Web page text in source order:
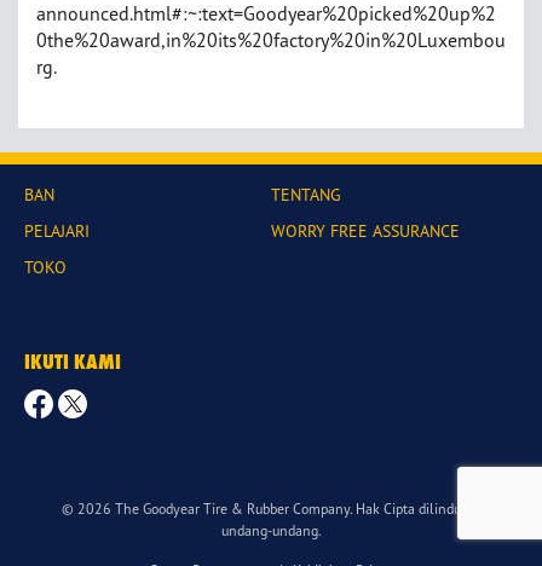
announced.html#:~:text=Goodyear%20picked%20up%2
0the%20award,in%20its%20factory%20in%20Luxembou
rg.
BAN
PELAJARI
TOKO
TENTANG
WORRY FREE ASSURANCE
IKUTI KAMI
© 2026 The Goodyear Tire & Rubber Company. Hak Cipta dilindungi
undang-undang.